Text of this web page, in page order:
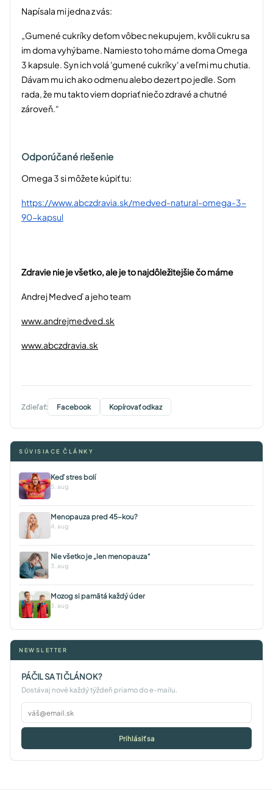
Napísala mi jedna z vás:
„Gumené cukríky deťom vôbec nekupujem, kvôli cukru sa
im doma vyhýbame. Namiesto toho máme doma Omega
3 kapsule. Syn ich volá 'gumené cukríky' a veľmi mu chutia.
Dávam mu ich ako odmenu alebo dezert po jedle. Som
rada, že mu takto viem dopriať niečo zdravé a chutné
zároveň.“
Odporúčané riešenie
Omega 3 si môžete kúpiť tu:
https://www.abczdravia.sk/medved-natural-omega-3-
90-kapsul
Zdravie nie je všetko, ale je to najdôležitejšie čo máme
Andrej Medveď a jeho team
www.andrejmedved.sk
www.abczdravia.sk
Zdieľať: Facebook Kopírovať odkaz
SÚVISIACE ČLÁNKY
Keď stres bolí
5. aug
Menopauza pred 45-kou?
4. aug
Nie všetko je „len menopauza“
3. aug
Mozog si pamätá každý úder
3. aug
NEWSLETTER
PÁČIL SA TI ČLÁNOK?
Dostávaj nové každý týždeň priamo do e-mailu.
Prihlásiť sa